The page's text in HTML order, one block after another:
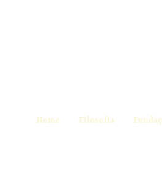
Home Filosofia